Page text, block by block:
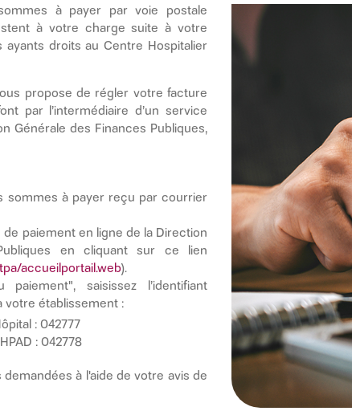
à payer par voie postale
à votre charge suite à votre
droits au Centre Hospitalier
propose de régler votre facture
par l’intermédiaire d’un service
Générale des Finances Publiques,
sommes à payer reçu par courrier
paiement en ligne de la Direction
en cliquant sur ce lien
accueilportail.web).
saisissez l’identifiant
établissement :
: 042777
: 042778
à l'aide de votre avis de